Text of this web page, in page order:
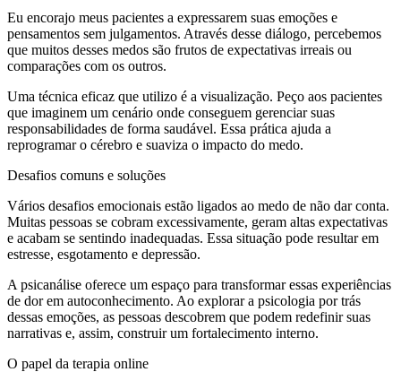
Eu encorajo meus pacientes a expressarem suas emoções e
pensamentos sem julgamentos. Através desse diálogo, percebemos
que muitos desses medos são frutos de expectativas irreais ou
comparações com os outros.
Uma técnica eficaz que utilizo é a visualização. Peço aos pacientes
que imaginem um cenário onde conseguem gerenciar suas
responsabilidades de forma saudável. Essa prática ajuda a
reprogramar o cérebro e suaviza o impacto do medo.
Desafios comuns e soluções
Vários desafios emocionais estão ligados ao medo de não dar conta.
Muitas pessoas se cobram excessivamente, geram altas expectativas
e acabam se sentindo inadequadas. Essa situação pode resultar em
estresse, esgotamento e depressão.
A psicanálise oferece um espaço para transformar essas experiências
de dor em autoconhecimento. Ao explorar a psicologia por trás
dessas emoções, as pessoas descobrem que podem redefinir suas
narrativas e, assim, construir um fortalecimento interno.
O papel da terapia online